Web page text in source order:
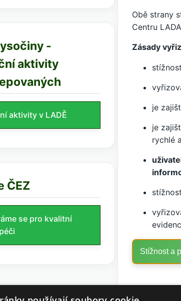
-
aktivity
aktivity v LADĚ
ČEZ
se pro kvalitní
Obě strany
Centru
Zásady
je
je
rychlé
Stížnost a